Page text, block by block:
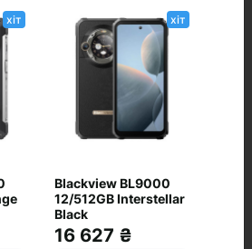
Audio
Додати відгук
хіт хіт
Blackview BL9000
12/512GB Interstellar
Black
16 627 ₴